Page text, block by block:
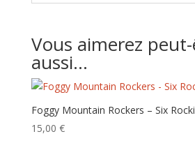
Vous aimerez
aussi…
Foggy Mountain Rockers – Six
15,00 €